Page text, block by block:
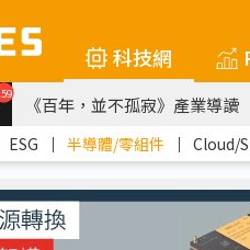
科技網
《百年，並不孤寂》產業導讀
ESG ｜ 半導體/零組件 ｜ Cloud/